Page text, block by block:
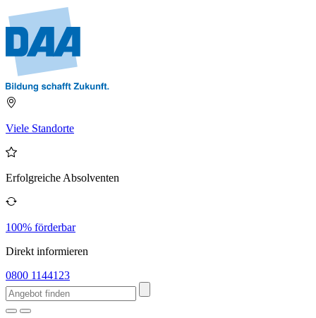
Viele Standorte
Erfolgreiche Absolventen
100% förderbar
Direkt informieren
0800 1144123